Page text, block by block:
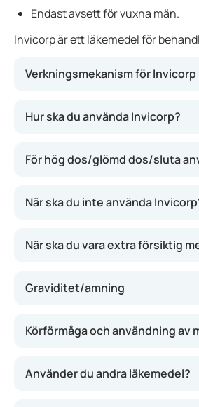
Endast avsett för vuxna män.
Invicorp är ett läkemedel för
Verkningsmekanism för Invicorp
Hur ska du använda Invicorp?
För hög dos/glömd dos/sluta
När ska du inte använda
När ska du vara extra försiktig
Graviditet/amning
Körförmåga och användning av
Använder du andra läkemedel?